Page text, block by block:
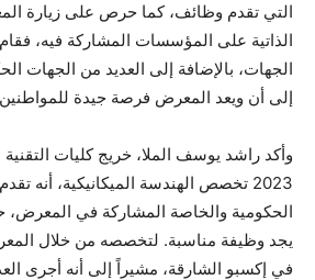
التي تقدم وظائف، كما حرص على زيارة
الذاتية على المؤسسات المشاركة فيه،
الجهات، بالإضافة إلى العديد من الجهات
إلى أن ويعد المعرض فرصة جيدة
وأكد راشد يوسف الملا، خريج كليات التقنية
2023 تخصص الهندسة الميكانيكية، أنه
الحكومية والخاصة المشاركة في
يجد وظيفة مناسبة. لتخصصه من خلال
في إكسبو الشارقة، مشيراً إلى أنه أجرى